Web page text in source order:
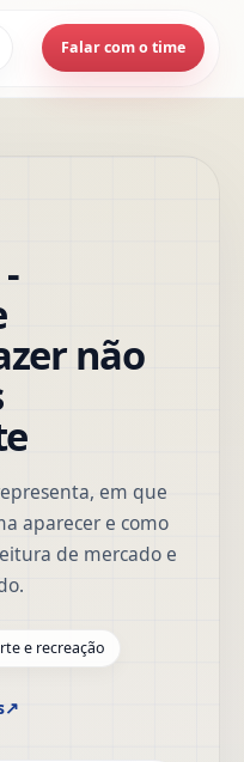
Falar com o time
não
em que
aparecer e como
de mercado e
e recreação
↗